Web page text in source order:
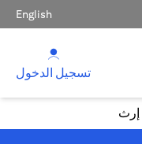
English
تسجيل الدخول
إرث